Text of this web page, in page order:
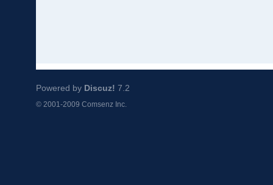
Powered by Discuz! 7.2
© 2001-2009 Comsenz Inc.